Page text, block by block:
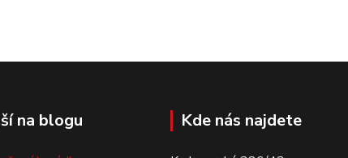
na blogu Kde nás najdete